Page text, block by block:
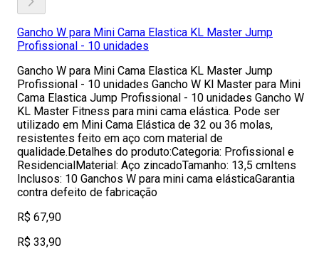
Gancho W para Mini Cama Elastica KL Master Jump
Profissional - 10 unidades
Gancho W para Mini Cama Elastica KL Master Jump
Profissional - 10 unidades Gancho W Kl Master para Mini
Cama Elastica Jump Profissional - 10 unidades Gancho W
KL Master Fitness para mini cama elástica. Pode ser
utilizado em Mini Cama Elástica de 32 ou 36 molas,
resistentes feito em aço com material de
qualidade.Detalhes do produto:Categoria: Profissional e
ResidencialMaterial: Aço zincadoTamanho: 13,5 cmItens
Inclusos: 10 Ganchos W para mini cama elásticaGarantia
contra defeito de fabricação
R$ 67,90
R$ 33,90